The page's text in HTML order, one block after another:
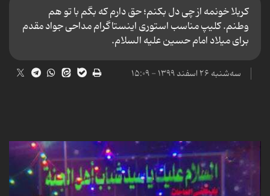
کربلا خونمه از چی دل بکنم؛ حق دارم که بگم با تو هم
وطنم. کلیپ مناسب استوری اینستاگرام مداحی جواد مقدم
برای میلاد امام حسین علیه السلام.
سه‌شنبه ۲۶ اسفند ۱۳۹۹ - ۱۵:۰۹